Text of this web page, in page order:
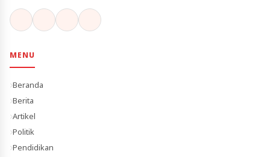
MENU
Beranda
Berita
Artikel
Politik
Pendidikan